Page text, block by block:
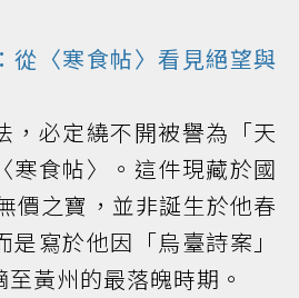
從〈寒食帖〉看見絕望與
，必定繞不開被譽為「天
寒食帖〉。這件現藏於國
價之寶，並非誕生於他春
寫於他因「烏臺詩案」
黃州的最落魄時期。